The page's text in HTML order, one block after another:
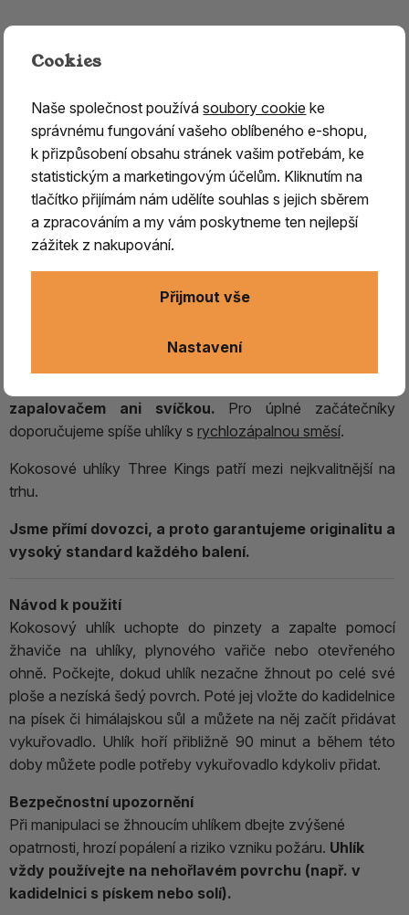
Kokosové uhlíky Three Kings
vykuřování. Jsou vyrobenyze skořápek kokosových
ořechů, neobsahují žádné přidané látky, jsou 100%
přírodnía zajišťují čisté hoření bez nežádoucího zápachu.
Uhlíky jsou vhodné pro použití v kadidelnici s pískem nebo
himalájskou solí a zajišťují rovnoměrnéuvolňování vůní
po dobu až 90 minut.
Ocení je především ti, kteří preferují přirozený
stabilní zdroj tepla pro delší rituály.
Na rozdíl od rychlozápalných uhlíků se zapalují pomaleji a
zapalovačem ani svíčkou. Pro úplné začátečníky
doporučujeme spíše uhlíky s rychlozápalnou směsí.
Kokosové uhlíky Three Kings patří mezi nejkvalitnější na
trhu.
Jsme přímí dovozci, a proto garantujeme originalitu a
vysoký standard každého balení.
Návod k použití
Kokosový uhlík uchopte do pinzety a zapalte pomocí
žhaviče na uhlíky, plynového vařiče nebo otevřeného
ohně. Počkejte, dokud uhlík nezačne žhnout po celé své
ploše a nezíská šedý povrch. Poté jej vložte do kadidelnice
na písek či himálajskou sůl a můžete na něj začít přidávat
vykuřovadlo. Uhlík hoří přibližně 90 minut a během této
doby můžete podle potřeby vykuřovadlo kdykoliv přidat.
Bezpečnostní upozornění
Při manipulaci se žhnoucím uhlíkem dbejte zvýšené
opatrnosti, hrozí popálení a riziko vzniku požáru. Uhlík
vždy používejte na nehořlavém povrchu (např. v
kadidelnici s pískem nebo solí).
Cookies
Naše společnost používásoubory cookie ke
správnému fungování vašeho oblíbeného e-shopu,
k přizpůsobení obsahu stránek vašim potřebám, ke
statistickým a marketingovým účelům. Kliknutím na
tlačítko přijímám nám udělíte souhlas s jejich sběrem
a zpracováním a my vám poskytneme ten nejlepší
zážitek z nakupování.
Nastavení
Přijmout vše